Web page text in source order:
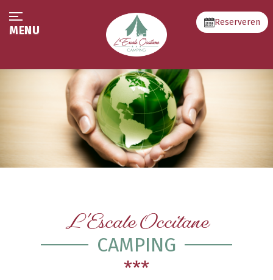
Reserveren
MENU
L'Escale Occitane
CAMPING
***